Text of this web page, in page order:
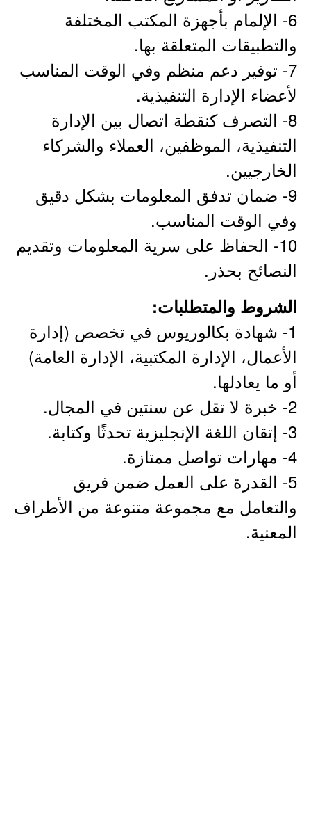
6- الإلمام بأجهزة المكتب المختلفة
والتطبيقات المتعلقة بها.
7- توفير دعم منظم وفي الوقت المناسب
لأعضاء الإدارة التنفيذية.
8- التصرف كنقطة اتصال بين الإدارة
التنفيذية، الموظفين، العملاء والشركاء
الخارجيين.
9- ضمان تدفق المعلومات بشكل دقيق
وفي الوقت المناسب.
10- الحفاظ على سرية المعلومات وتقديم
النصائح بحذر.
الشروط والمتطلبات:
1- شهادة بكالوريوس في تخصص (إدارة
الأعمال، الإدارة المكتبية، الإدارة العامة)
أو ما يعادلها.
2- خبرة لا تقل عن سنتين في المجال.
3- إتقان اللغة الإنجليزية تحدثًا وكتابة.
4- مهارات تواصل ممتازة.
5- القدرة على العمل ضمن فريق
والتعامل مع مجموعة متنوعة من الأطراف
المعنية.